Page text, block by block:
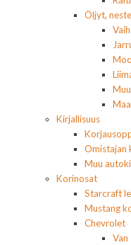
Öljyt,
Kirjallisuus
Omistajan
Muu
Korinosat
Starcraft
Mustang
Chevrolet